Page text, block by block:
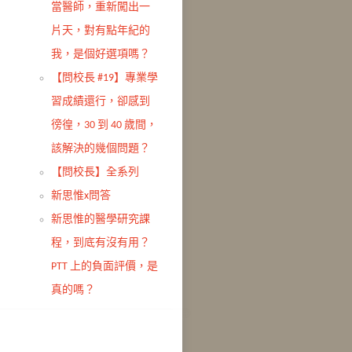
當醫師，重新闖出一
片天，對有點年紀的
我，是個好選項嗎？
【問校長 #19】專業學
習成績還行，卻感到
徬徨，30 到 40 歲間，
該解決的幾個問題？
【問校長】全系列
新思惟x問答
新思惟的醫學研究課
程，到底有沒有用？
PTT 上的負面評價，是
真的嗎？